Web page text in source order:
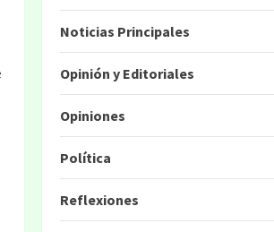
Noticias Principales
Opinión y Editoriales
Opiniones
Política
Reflexiones